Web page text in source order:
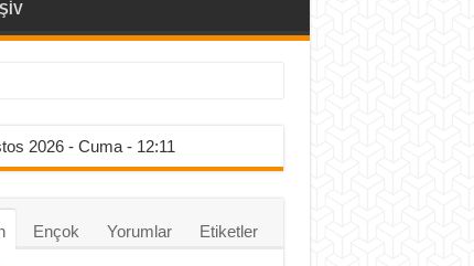
2026 - Cuma - 12:11
Ençok Yorumlar Etiketler